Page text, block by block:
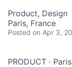
Product, Design
Paris, France
Posted on Apr 3,
PRODUCT · Paris